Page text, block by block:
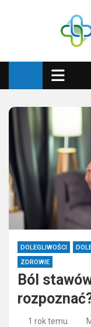
Top
DOLEGLIWOŚCI
ZDROWIE
Ból
1 rok temu